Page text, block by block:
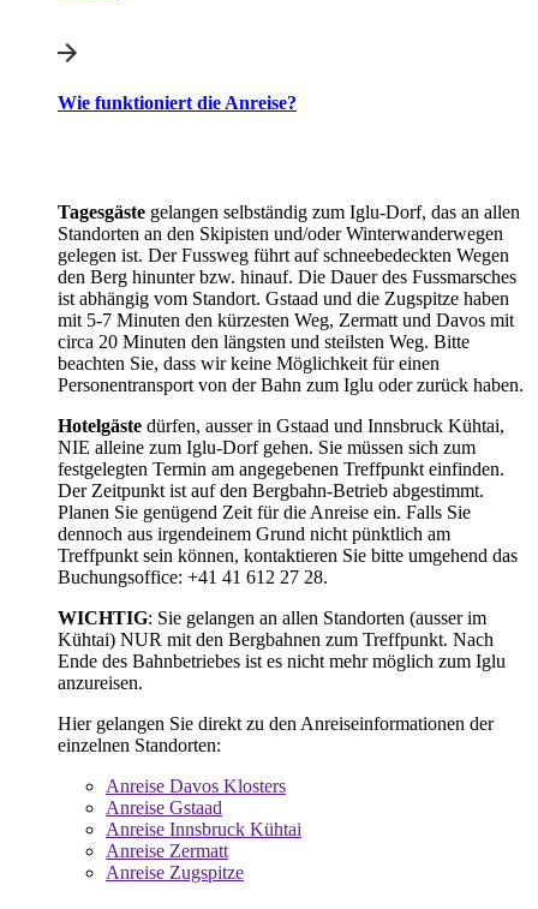
Wie funktioniert die Anreise?
Tagesgäste gelangen selbständig zum Iglu-Dorf, das an allen
Standorten an den Skipisten und/oder Winterwanderwegen
gelegen ist. Der Fussweg führt auf schneebedeckten Wegen
den Berg hinunter bzw. hinauf. Die Dauer des Fussmarsches
ist abhängig vom Standort. Gstaad und die Zugspitze haben
mit 5-7 Minuten den kürzesten Weg, Zermatt und Davos mit
circa 20 Minuten den längsten und steilsten Weg. Bitte
beachten Sie, dass wir keine Möglichkeit für einen
Personentransport von der Bahn zum Iglu oder zurück haben.
Hotelgäste dürfen, ausser in Gstaad und Innsbruck Kühtai,
NIE alleine zum Iglu-Dorf gehen. Sie müssen sich zum
festgelegten Termin am angegebenen Treffpunkt einfinden.
Der Zeitpunkt ist auf den Bergbahn-Betrieb abgestimmt.
Planen Sie genügend Zeit für die Anreise ein. Falls Sie
dennoch aus irgendeinem Grund nicht pünktlich am
Treffpunkt sein können, kontaktieren Sie bitte umgehend das
Buchungsoffice: +41 41 612 27 28.
WICHTIG: Sie gelangen an allen Standorten (ausser im
Kühtai) NUR mit den Bergbahnen zum Treffpunkt. Nach
Ende des Bahnbetriebes ist es nicht mehr möglich zum Iglu
anzureisen.
Hier gelangen Sie direkt zu den Anreiseinformationen der
einzelnen Standorten:
Anreise Davos Klosters
Anreise Gstaad
Anreise Innsbruck Kühtai
Anreise Zermatt
Anreise Zugspitze